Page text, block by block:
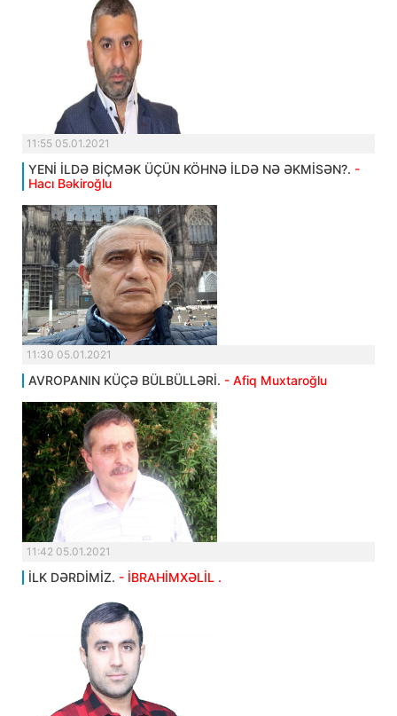
11:55 05.01.2021
YENİ İLDƏ BİÇMƏK ÜÇÜN KÖHNƏ İLDƏ NƏ ƏKMİSƏN?. -
Hacı Bəkiroğlu
11:30 05.01.2021
AVROPANIN KÜÇƏ BÜLBÜLLƏRİ. - Afiq Muxtaroğlu
11:42 05.01.2021
İLK DƏRDİMİZ. - İBRAHİMXƏLİL .